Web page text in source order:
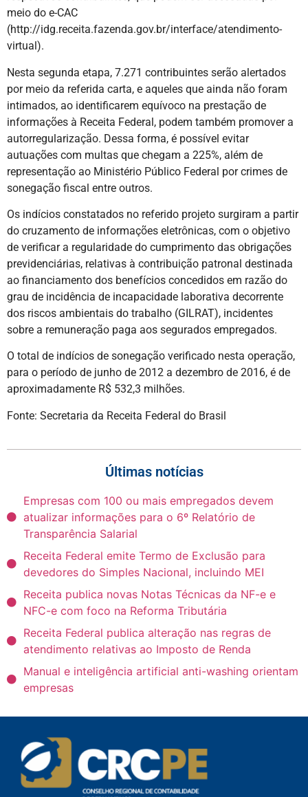
meio do e-CAC
(http://idg.receita.fazenda.gov.br/interface/atendimento-
virtual).
Nesta segunda etapa, 7.271 contribuintes serão alertados
por meio da referida carta, e aqueles que ainda não foram
intimados, ao identificarem equívoco na prestação de
informações à Receita Federal, podem também promover a
autorregularização. Dessa forma, é possível evitar
autuações com multas que chegam a 225%, além de
representação ao Ministério Público Federal por crimes de
sonegação fiscal entre outros.
Os indícios constatados no referido projeto surgiram a partir
do cruzamento de informações eletrônicas, com o objetivo
de verificar a regularidade do cumprimento das obrigações
previdenciárias, relativas à contribuição patronal destinada
ao financiamento dos benefícios concedidos em razão do
grau de incidência de incapacidade laborativa decorrente
dos riscos ambientais do trabalho (GILRAT), incidentes
sobre a remuneração paga aos segurados empregados.
O total de indícios de sonegação verificado nesta operação,
para o período de junho de 2012 a dezembro de 2016, é de
aproximadamente R$ 532,3 milhões.
Fonte: Secretaria da Receita Federal do Brasil
Últimas notícias
Empresas com 100 ou mais empregados devem
atualizar informações para o 6º Relatório de
Transparência Salarial
Receita Federal emite Termo de Exclusão para
devedores do Simples Nacional, incluindo MEI
Receita publica novas Notas Técnicas da NF-e e
NFC-e com foco na Reforma Tributária
Receita Federal publica alteração nas regras de
atendimento relativas ao Imposto de Renda
Manual e inteligência artificial anti-washing orientam
empresas